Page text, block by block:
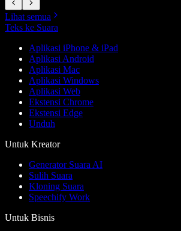
Lihat semua
Teks ke Suara
Aplikasi iPhone & iPad
Aplikasi Android
Aplikasi Mac
Aplikasi Windows
Aplikasi Web
Ekstensi Chrome
Ekstensi Edge
Unduh
Untuk Kreator
Generator Suara AI
Sulih Suara
Kloning Suara
Speechify Work
Untuk Bisnis